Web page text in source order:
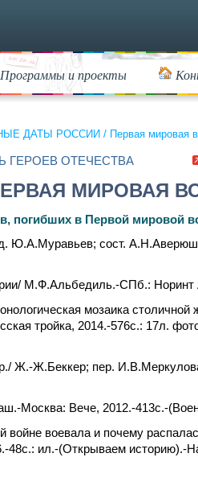
Программы и проекты
ДАТЫ РОССИИ / Первая мировая
ГЕРОЕВ ОТЕЧЕСТВА
МИРОВАЯ
погибших в Первой мировой
Ю.А.Муравьев; сост.
М.Ф.Альбедиль.-СПб.: Норинт
мозаика
тройка, 2014.-576c.: 17л.
Ж.-Ж.Беккер; пер.
Вече, 2012.-413c.-
воевала и почему
ил.-(Открываем историю).-